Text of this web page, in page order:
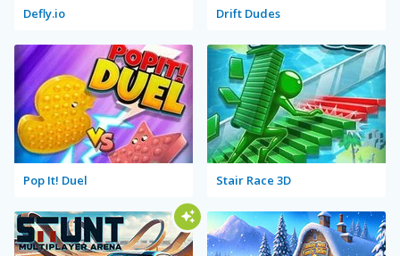
Defly.io Drift Dudes
Pop It! Duel Stair Race 3D